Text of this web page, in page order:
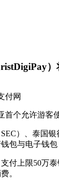
付网
首个允许游客
）、泰国
包与电子钱包
付上限50万
。